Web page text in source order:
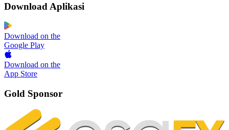
Download Aplikasi
Download on the
Google Play
Download on the
App Store
Gold Sponsor